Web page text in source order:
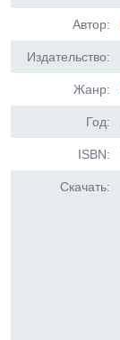
Автор:
Издательство:
Жанр:
Год:
ISBN:
Скачать: